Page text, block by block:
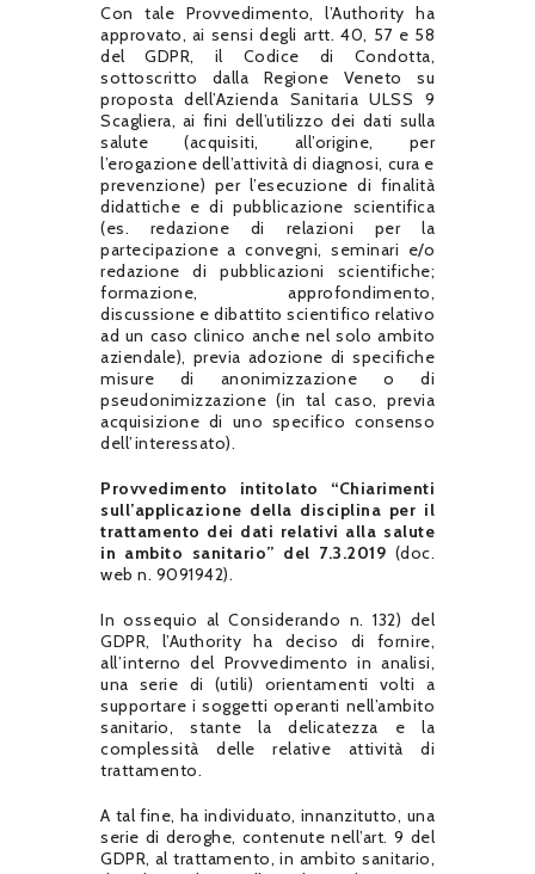
Con tale Provvedimento, l’Authority ha
approvato, ai sensi degli artt. 40, 57 e 58
del GDPR, il Codice di Condotta,
sottoscritto dalla Regione Veneto su
proposta dell’Azienda Sanitaria ULSS 9
Scagliera, ai fini dell’utilizzo dei dati sulla
salute (acquisiti, all’origine, per
l’erogazione dell’attività di diagnosi, cura e
prevenzione) per l’esecuzione di finalità
didattiche e di pubblicazione scientifica
(es. redazione di relazioni per la
partecipazione a convegni, seminari e/o
redazione di pubblicazioni scientifiche;
formazione, approfondimento,
discussione e dibattito scientifico relativo
ad un caso clinico anche nel solo ambito
aziendale), previa adozione di specifiche
misure di anonimizzazione o di
pseudonimizzazione (in tal caso, previa
acquisizione di uno specifico consenso
dell’interessato).
Provvedimento intitolato “Chiarimenti
sull’applicazione della disciplina per il
trattamento dei dati relativi alla salute
in ambito sanitario” del 7.3.2019 (doc.
web n. 9091942).
In ossequio al Considerando n. 132) del
GDPR, l’Authority ha deciso di fornire,
all’interno del Provvedimento in analisi,
una serie di (utili) orientamenti volti a
supportare i soggetti operanti nell’ambito
sanitario, stante la delicatezza e la
complessità delle relative attività di
trattamento.
A tal fine, ha individuato, innanzitutto, una
serie di deroghe, contenute nell’art. 9 del
GDPR, al trattamento, in ambito sanitario,